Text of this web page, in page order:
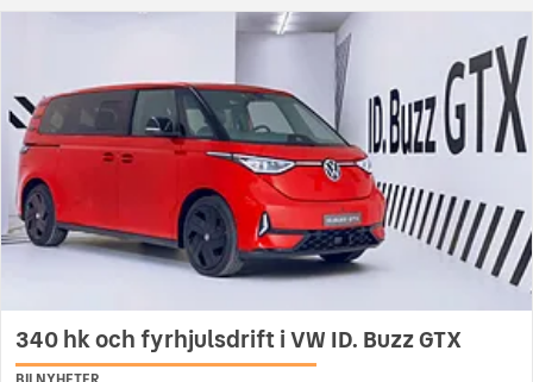
340 hk och fyrhjulsdrift i VW ID. Buzz GTX